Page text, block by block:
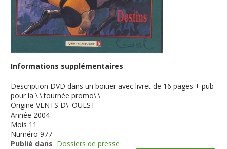
Informations supplémentaires
Description DVD dans un boitier avec livret de 16 pages + pub
pour la \'\'tournée promo\'\'
Origine VENTS D\' OUEST
Année 2004
Mois 11
Numéro 977
Publié dans Dossiers de presse